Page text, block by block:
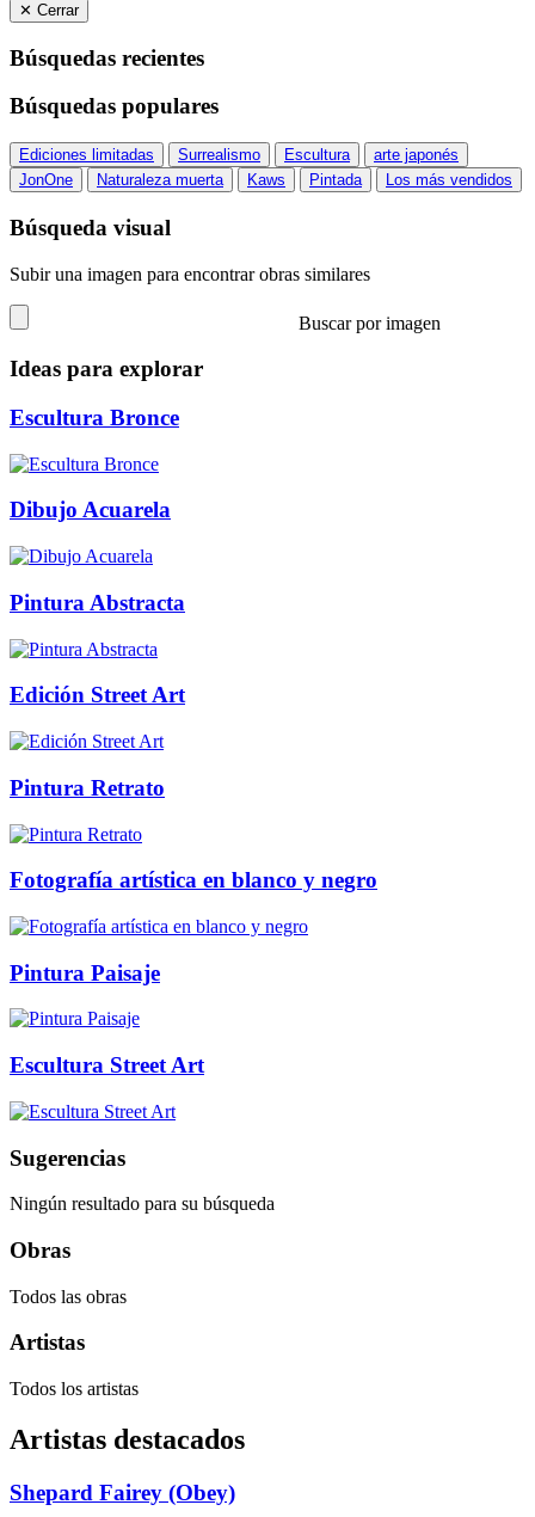
✕ Cerrar
Búsquedas recientes
Búsquedas populares
Ediciones limitadas Surrealismo Escultura
arte japonés
JonOne
Naturaleza muerta Kaws Pintada Los más vendidos
Búsqueda visual
Subir una imagen para encontrar obras similares
Buscar por imagen
Ideas para explorar
Escultura Bronce
Dibujo Acuarela
Pintura Abstracta
Edición Street Art
Pintura Retrato
Fotografía artística en blanco y negro
Pintura Paisaje
Escultura Street Art
Sugerencias
Ningún resultado para su búsqueda
Obras
Todos las obras
Artistas
Todos los artistas
Artistas destacados
Shepard Fairey (Obey)